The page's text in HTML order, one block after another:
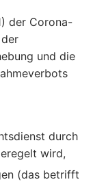
der Corona-
und die
durch
wird,
(das betrifft